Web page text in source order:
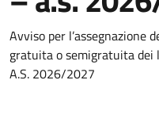
Dettagli
Avviso per
gratuita o semigratuita
A.S. 2026/2027